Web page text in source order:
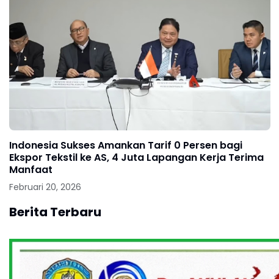
Indonesia Sukses Amankan Tarif 0 Persen bagi
Ekspor Tekstil ke AS, 4 Juta Lapangan Kerja Terima
Manfaat
Februari 20, 2026
Berita Terbaru